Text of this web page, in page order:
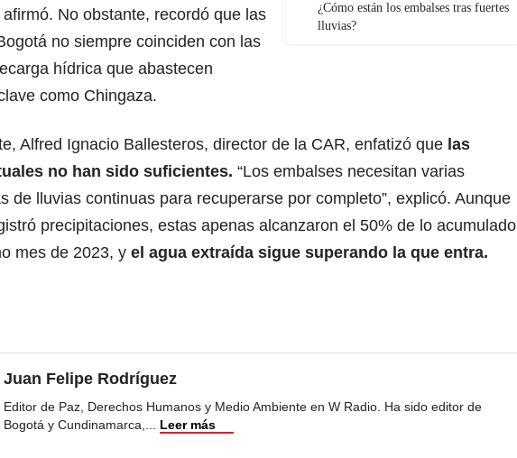
¿Cómo están los embalses tras fuertes
lluvias?
afirmó. No obstante, recordó que las
no siempre coinciden con las
hídrica que abastecen
como Chingaza.
Alfred Ignacio Ballesteros, director de la CAR, enfatizó que las
no han sido suficientes. “Los embalses necesitan varias
de lluvias continuas para recuperarse por completo”, explicó. Aunque
precipitaciones, estas apenas alcanzaron el 50% de lo acumulado
mes de 2023, y el agua extraída sigue superando la que entra.
Juan Felipe Rodríguez
Editor de Paz, Derechos Humanos y Medio Ambiente en W Radio. Ha sido editor de
Bogotá y Cundinamarca,... Leer más